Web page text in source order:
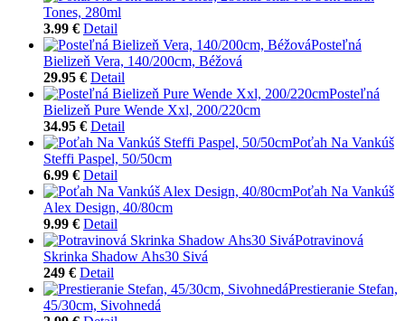
Tones, 280ml
3.99 € Detail
Posteľná
Bielizeň Vera, 140/200cm, Béžová
29.95 € Detail
Posteľná
Bielizeň Pure Wende Xxl, 200/220cm
34.95 € Detail
Poťah Na Vankúš
Steffi Paspel, 50/50cm
6.99 € Detail
Poťah Na Vankúš
Alex Design, 40/80cm
9.99 € Detail
Potravinová
Skrinka Shadow Ahs30 Sivá
249 € Detail
Prestieranie Stefan,
45/30cm, Sivohnedá